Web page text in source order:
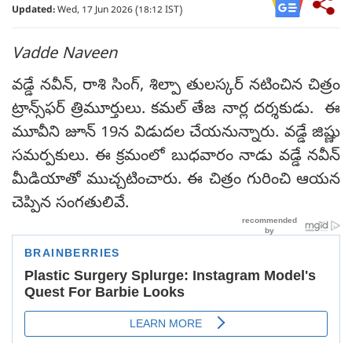
Updated:Wed, 17 Jun 2026 (18:12 IST)
Vadde Naveen
వడ్డే నవీన్‌, రాశి సింగ్, శిల్పా తులస్కర్ నటించిన చిత్రం
ట్రాన్స్‌ఫర్ త్రిమూర్తులు. కమల్ తేజ నార్ల దర్శకుడు. ఈ
మూవీని జూన్ 19న విడుదల చేయనున్నారు. వడ్డే జిష్ణు
సమర్పకులు. ఈ క్రమంలో బుధవారం నాడు వడ్డే నవీన్
మీడియాతో ముచ్చటించారు. ఈ చిత్రం గురించి ఆయన
చెప్పిన సంగతులివే.